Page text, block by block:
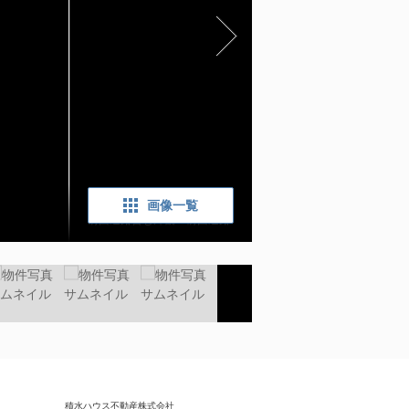
画像一覧
前面道路含む外観：前面道路
積水ハウス不動産株式会社